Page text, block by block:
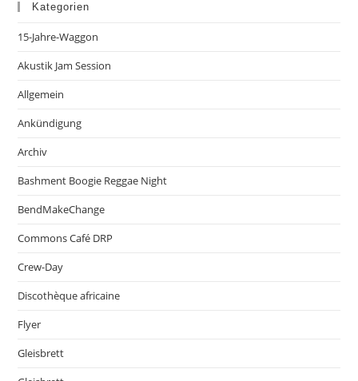
Kategorien
15-Jahre-Waggon
Akustik Jam Session
Allgemein
Ankündigung
Archiv
Bashment Boogie Reggae Night
BendMakeChange
Commons Café DRP
Crew-Day
Discothèque africaine
Flyer
Gleisbrett